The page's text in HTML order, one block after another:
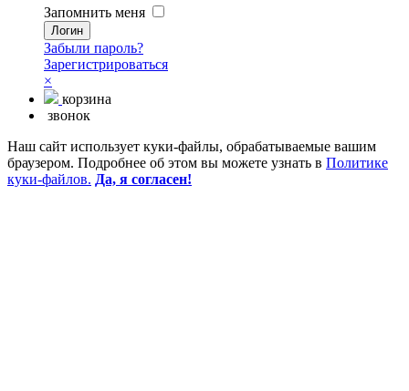
Запомнить меня
Забыли пароль?
Зарегистрироваться
×
корзина
звонок
Наш сайт использует куки-файлы, обрабатываемые вашим
браузером. Подробнее об этом вы можете узнать в Политике
куки-файлов. Да, я согласен!